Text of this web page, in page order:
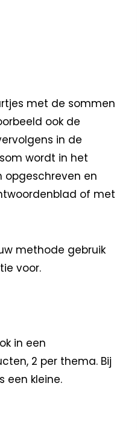
met de sommen
ook de
in de
wordt in het
opgeschreven en
of met
methode gebruik
voor.
in een
2 per thema. Bij
een kleine.